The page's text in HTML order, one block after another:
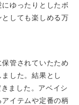
ゆったりとしたボ
しても楽しめる万
管されていたため
した。結果とし
ました。アベイシ
イテムや定番の柄